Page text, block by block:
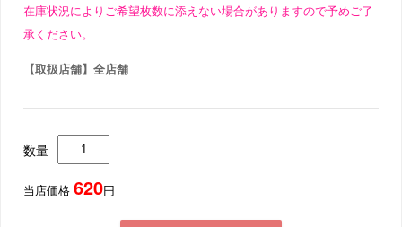
在庫状況によりご希望枚数に添えない場合がありますので予めご了
承ください。
【取扱店舗】全店舗
数量
当店価格 620円